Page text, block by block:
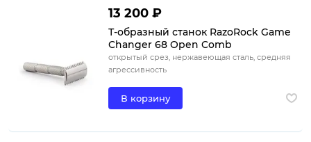
13 200 ₽
Т-образный станок RazoRock Game
Changer 68 Open Comb
открытый срез, нержавеющая сталь, средняя
агрессивность
В корзину